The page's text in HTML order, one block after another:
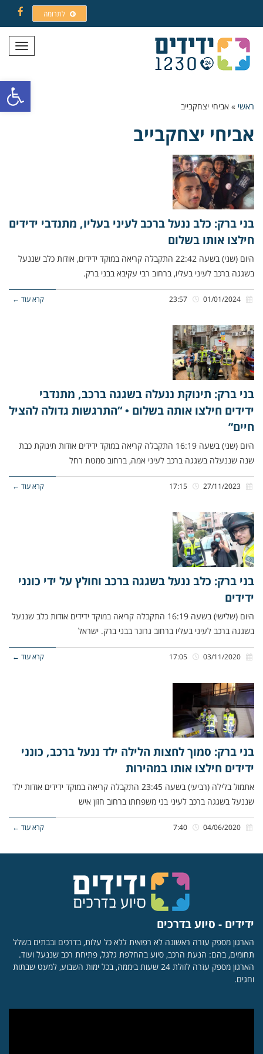
פתח
לתרומה
תפריט
ראשי » אביחי יצחקבייב
אביחי יצחקבייב
בני ברק: כלב ננעל ברכב לעיני בעליו, מתנדבי ידידים
חילצו אותו בשלום
היום (שני) בשעה 22:42 התקבלה קריאה במוקד ידידים, אודות כלב שננעל
בשגגה ברכב לעיני בעליו, ברחוב רבי עקיבא בבני ברק.
קרא עוד ←
בני ברק: תינוקת ננעלה בשגגה ברכב, מתנדבי
ידידים חילצו אותה בשלום • “התרגשות גדולה להציל
חיים”
היום (שני) בשעה 16:19 התקבלה קריאה במוקד ידידים אודות תינוקת כבת
שנה שננעלה בשגגה ברכב לעיני אמה, ברחוב סמטת רחל
קרא עוד ←
בני ברק: כלב ננעל בשגגה ברכב וחולץ על ידי כונני
ידידים
היום (שלישי) בשעה 16:19 התקבלה קריאה במוקד ידידים אודות כלב שננעל
בשגגה ברכב לעיני בעליו ברחוב גרונר בבני ברק. ישראל
קרא עוד ←
בני ברק: סמוך לחצות הלילה ילד ננעל ברכב, כונני
ידידים חילצו אותו במהירות
אתמול בלילה (רביעי) בשעה 23:45 התקבלה קריאה במוקד ידידים אודות ילד
שננעל בשגגה ברכב לעיני בני משפחתו ברחוב חזון איש
קרא עוד ←
ידידים - סיוע בדרכים
הארגון מספק עזרה ראשונה לא רפואית ללא כל עלות, בדרכים ובבתים בשלל
תחומים, בהם: הנעת הרכב, סיוע בהחלפת גלגל, פתיחת רכב שננעל ועוד.
הארגון מספק עזרה לזולת 24 שעות ביממה, בכל ימות השבוע, למעט שבתות
וחגים.